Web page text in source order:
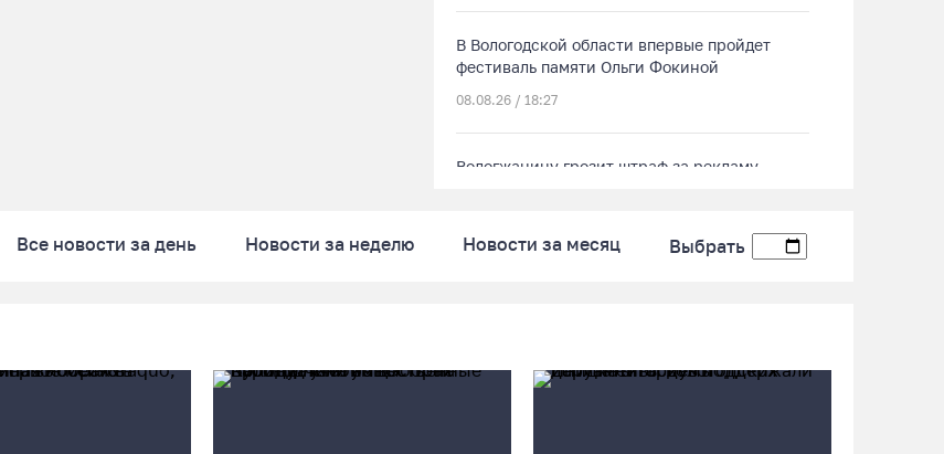
В Вологодской области впервые пройдет
фестиваль памяти Ольги Фокиной
08.08.26 / 18:27
Вологжанину грозит штраф за рекламу
Все новости за день Новости за неделю Новости за месяц Выбрать